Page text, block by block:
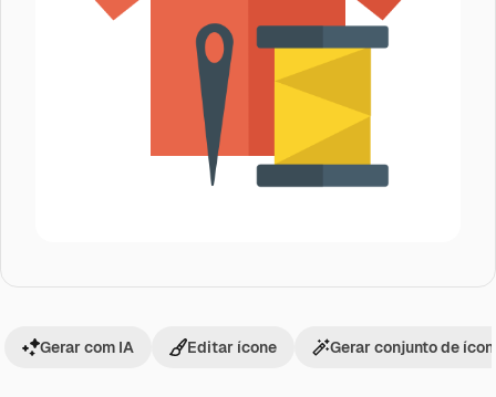
Gerar com IA Editar ícone Gerar conjunto de